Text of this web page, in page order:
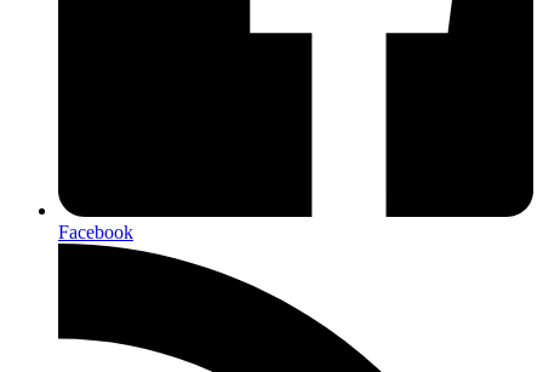
Facebook